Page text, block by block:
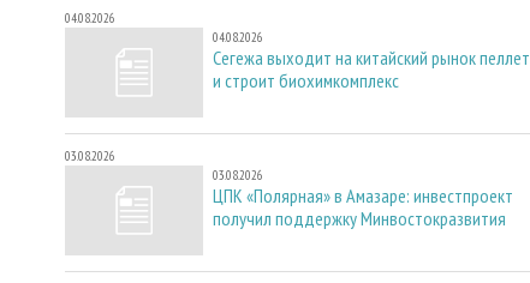
04.08.2026
04.08.2026
Сегежа выходит на китайский рынок пеллет
и строит биохимкомплекс
03.08.2026
03.08.2026
ЦПК «Полярная» в Амазаре: инвестпроект
получил поддержку Минвостокразвития